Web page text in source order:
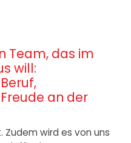
Team, das im
will:
an der
Zudem wird es von uns